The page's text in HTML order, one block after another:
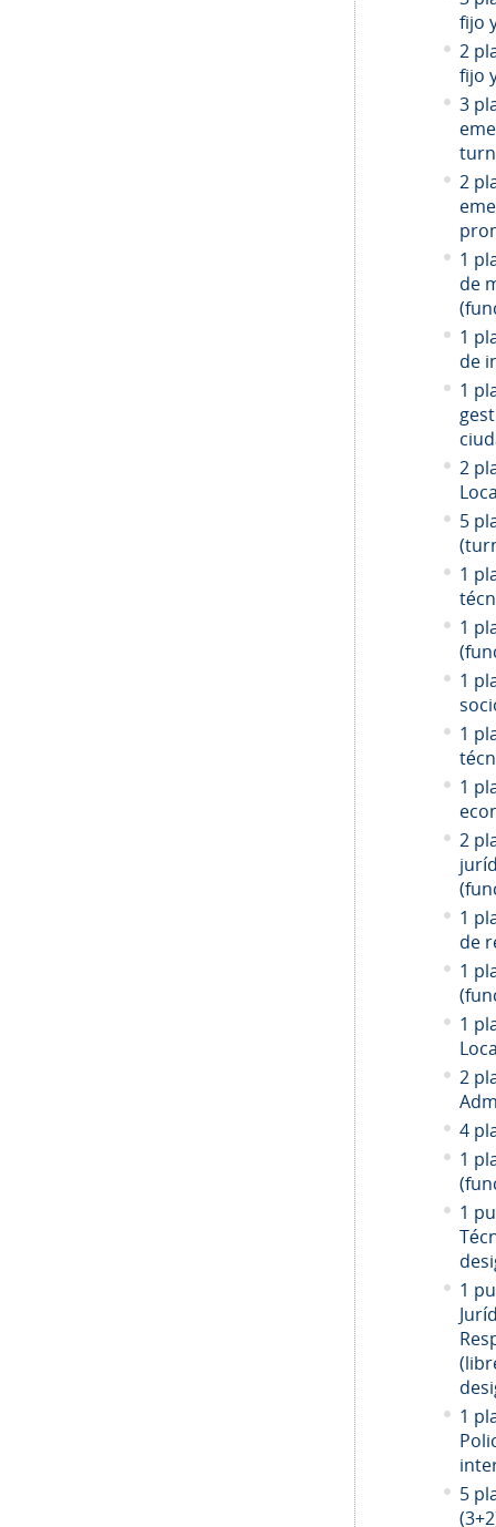
fijo
2
fijo
3
2
1
de
1
de
1
2
5
1
1
1
1
1
2
1
de
1
1
2
4
1
1
1
1
5